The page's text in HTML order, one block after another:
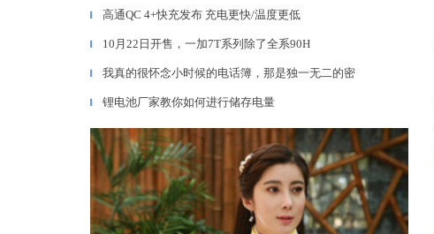
▎ 高通QC 4+快充发布 充电更快/温度更低
▎ 10月22日开售，一加7T系列除了全系90H
▎ 我真的很怀念小时候的电话簿，那是独一无二的密
▎ 锂电池厂家教你如何进行储存电量